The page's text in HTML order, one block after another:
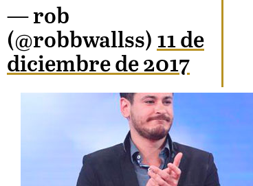
— rob
(@robbwallss) 11 de
diciembre de 2017